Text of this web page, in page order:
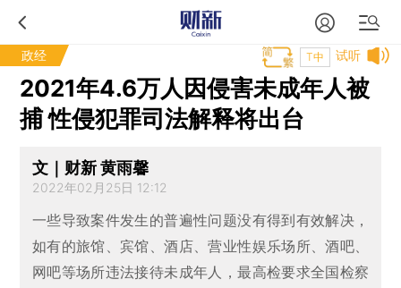
政经 试听
T中
2021年4.6万人因侵害未成年人被
捕 性侵犯罪司法解释将出台
文｜财新 黄雨馨
2022年02月25日 12:12
一些导致案件发生的普遍性问题没有得到有效解决，
如有的旅馆、宾馆、酒店、营业性娱乐场所、酒吧、
网吧等场所违法接待未成年人，最高检要求全国检察